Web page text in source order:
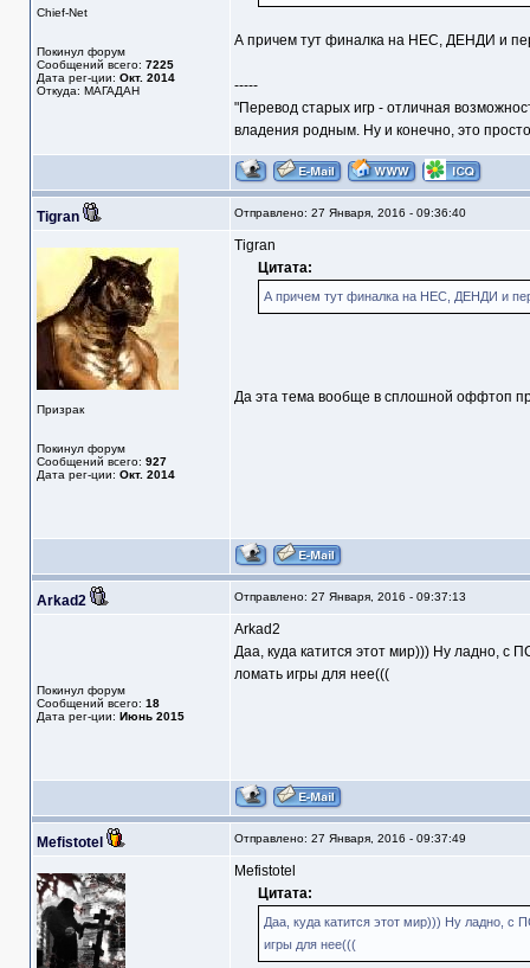
Chief-Net
Покинул форум
Сообщений всего: 7225
Дата рег-ции: Окт. 2014
Откуда: МАГАДАН
А причем тут финалка на НЕС, ДЕНДИ и
-----
"Перевод старых игр - отличная
владения родным. Ну и конечно, это
Tigran Отправлено: 27 Января, 2016 - 09:36:40
Призрак
Покинул форум
Сообщений всего: 927
Дата рег-ции: Окт. 2014
Tigran
Цитата:
А причем тут финалка на НЕС, ДЕНДИ и
Да эта тема вообще в сплошной оффтоп
Arkad2 Отправлено: 27 Января, 2016 - 09:37:13
Покинул форум
Сообщений всего: 18
Дата рег-ции: Июнь 2015
Arkad2
Даа, куда катится этот мир))) Ну ладно, с
ломать игры для нее(((
Mefistotel Отправлено: 27 Января, 2016 - 09:37:49
Mefistotel
Цитата:
Даа, куда катится этот мир))) Ну ладно, с
игры для нее(((